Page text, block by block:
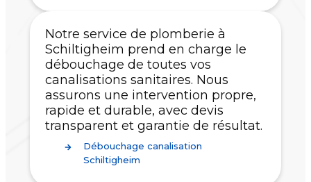
Notre service de plomberie à
Schiltigheim prend en charge le
débouchage de toutes vos
canalisations sanitaires. Nous
assurons une intervention propre,
rapide et durable, avec devis
transparent et garantie de résultat.
Débouchage canalisation
Schiltigheim